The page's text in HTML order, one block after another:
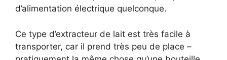
d’alimentation électrique quelconque.
Ce type d’extracteur de lait est très facile à
transporter, car il prend très peu de place –